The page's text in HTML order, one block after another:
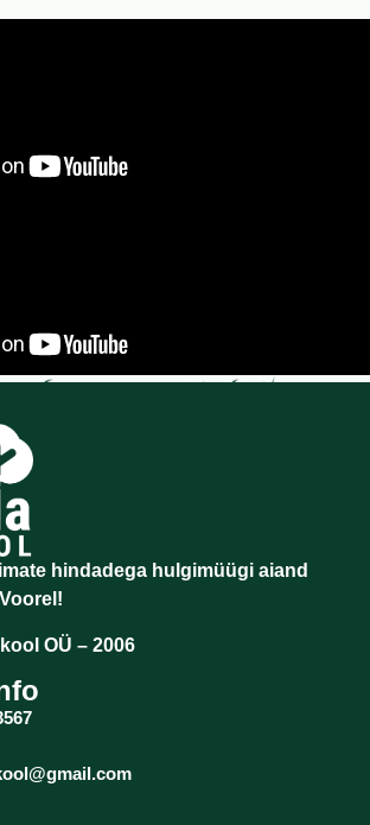
hindadega hulgimüügi aiand
OÜ – 2006